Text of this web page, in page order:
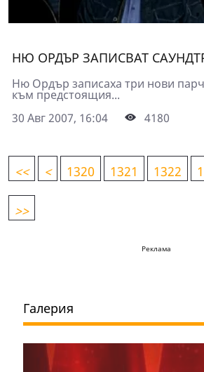
НЮ ОРДЪР ЗАПИСВАТ
Ню Ордър записаха три нови
към предстоящия...
30 Авг 2007, 16:04
4180
<< < 1320 1321 1322
>>
Реклама
Галерия